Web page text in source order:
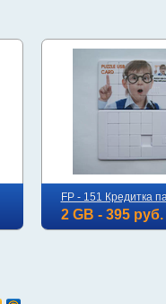
FP - 151 Кредитка
2 GB - 395 руб.